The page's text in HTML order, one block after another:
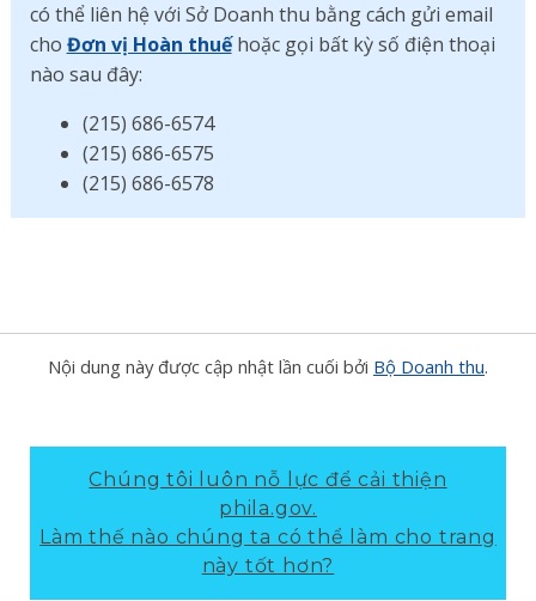
có thể liên hệ với Sở Doanh thu bằng cách gửi email
cho Đơn vị Hoàn thuếhoặc gọi bất kỳ số điện thoại
nào sau đây:
(215) 686-6574
(215) 686-6575
(215) 686-6578
Nội dung này được cập nhật lần cuối bởi Bộ Doanh thu.
Chúng tôi luôn nỗ lực để cải thiện
phila.gov.
Làm thế nào chúng ta có thể làm cho trang
này tốt hơn?